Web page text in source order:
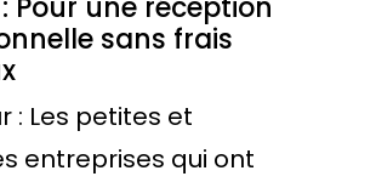
Pour une réception
sans frais
: Les petites et
entreprises qui ont